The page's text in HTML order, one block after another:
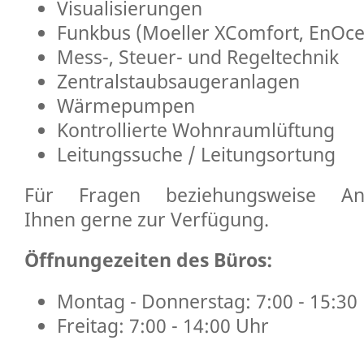
Visualisierungen
Funkbus (Moeller XComfort,
Mess-, Steuer- und Regeltechnik
Zentralstaubsaugeranlagen
Wärmepumpen
Kontrollierte Wohnraumlüftung
Leitungssuche / Leitungsortung
Für Fragen beziehungsweise
Ihnen gerne zur Verfügung.
Öffnungezeiten des Büros:
Montag - Donnerstag: 7:00 - 15:30
Freitag: 7:00 - 14:00 Uhr